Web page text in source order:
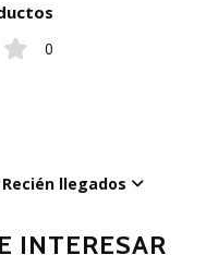
0
Recién llegados
INTERESAR